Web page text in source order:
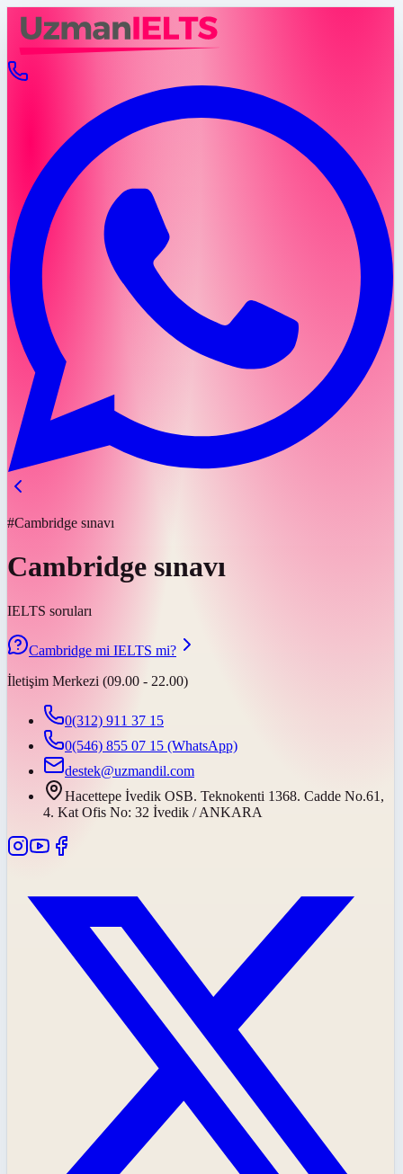
#Cambridge sınavı
Cambridge sınavı
IELTS soruları
Cambridge mi IELTS mi?
İletişim Merkezi (09.00 - 22.00)
0(312) 911 37 15
0(546) 855 07 15 (WhatsApp)
destek@uzmandil.com
Hacettepe İvedik OSB. Teknokenti 1368. Cadde No.61,
4. Kat Ofis No: 32 İvedik / ANKARA